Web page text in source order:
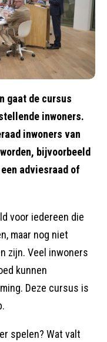
gaat de cursus
inwoners.
inwoners van
bijvoorbeeld
adviesraad of
voor iedereen die
maar nog niet
zijn. Veel inwoners
kunnen
Deze cursus is
spelen? Wat valt